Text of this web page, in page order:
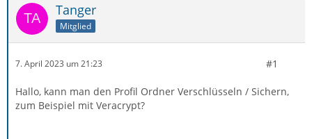
Tanger
Mitglied
7. April 2023 um 21:23 #1
Hallo, kann man den Profil Ordner Verschlüsseln / Sichern,
zum Beispiel mit Veracrypt?